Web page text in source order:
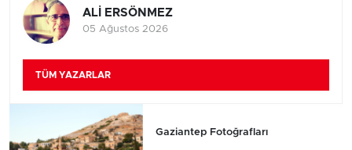
ALİ ERSÖNMEZ
05 Ağustos 2026
TÜM YAZARLAR
Gaziantep Fotoğrafları